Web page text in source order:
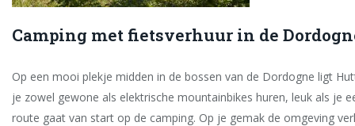
Camping met fietsverhuur in de
Op een mooi plekje midden in de bossen van de Dordogne ligt
je zowel gewone als elektrische mountainbikes huren, leuk als je
route gaat van start op de camping. Op je gemak de omgeving